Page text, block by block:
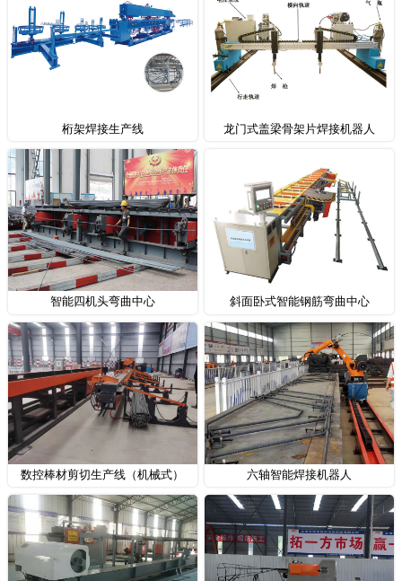
桁架焊接生产线 龙门式盖梁骨架片焊接机器人
智能四机头弯曲中心 斜面卧式智能钢筋弯曲中心
数控棒材剪切生产线（机械式） 六轴智能焊接机器人